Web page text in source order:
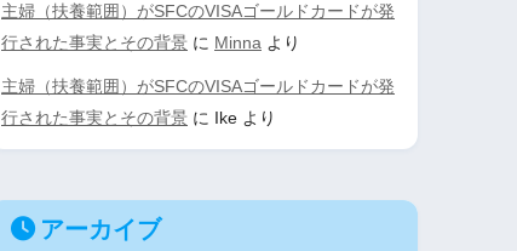
主婦（扶養範囲）がSFCのVISAゴールドカードが発
行された事実とその背景 に Minna より
主婦（扶養範囲）がSFCのVISAゴールドカードが発
行された事実とその背景 に Ike より
アーカイブ